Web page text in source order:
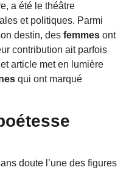
a été le théâtre
et politiques. Parmi
destin, des femmes ont
contribution ait parfois
article met en lumière
qui ont marqué
doute l’une des figures